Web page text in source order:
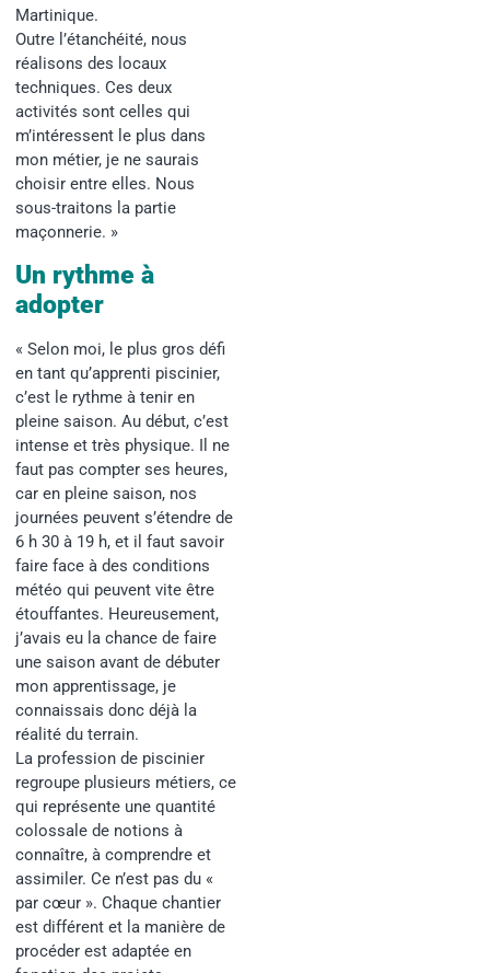
Martinique.
Outre l’étanchéité, nous
réalisons des locaux
techniques. Ces deux
activités sont celles qui
m’intéressent le plus dans
mon métier, je ne saurais
choisir entre elles. Nous
sous-traitons la partie
maçonnerie. »
Un rythme à
adopter
« Selon moi, le plus gros défi
en tant qu’apprenti piscinier,
c’est le rythme à tenir en
pleine saison. Au début, c’est
intense et très physique. Il ne
faut pas compter ses heures,
car en pleine saison, nos
journées peuvent s’étendre de
6 h 30 à 19 h, et il faut savoir
faire face à des conditions
météo qui peuvent vite être
étouffantes. Heureusement,
j’avais eu la chance de faire
une saison avant de débuter
mon apprentissage, je
connaissais donc déjà la
réalité du terrain.
La profession de piscinier
regroupe plusieurs métiers, ce
qui représente une quantité
colossale de notions à
connaître, à comprendre et
assimiler. Ce n’est pas du «
par cœur ». Chaque chantier
est différent et la manière de
procéder est adaptée en